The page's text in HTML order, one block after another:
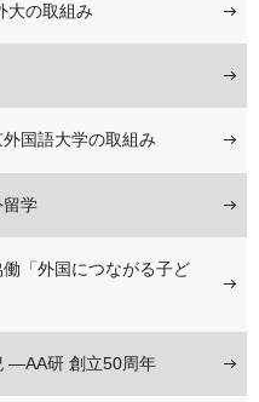
大の取組み
国語大学の取組み
留学
「外国につながる子ど
―AA研 創立50周年